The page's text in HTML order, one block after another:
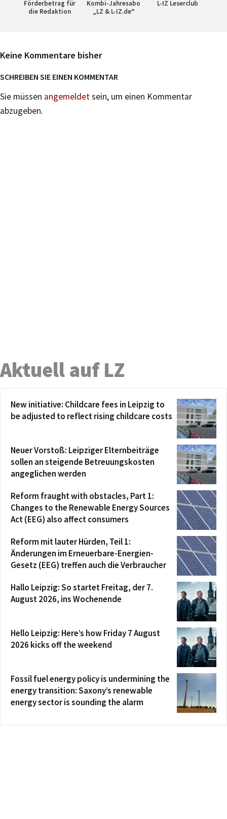
Förderbetrag für
die Redaktion
Kombi-Jahresabo
„LZ & L-IZ.de“
L-IZ Leserclub
Keine Kommentare bisher
SCHREIBEN SIE EINEN KOMMENTAR
Sie müssen angemeldetsein, um einen Kommentar
abzugeben.
Aktuell auf LZ
New initiative: Childcare fees in Leipzig to
be adjusted to reflect rising childcare costs
Neuer Vorstoß: Leipziger Elternbeiträge
sollen an steigende Betreuungskosten
angeglichen werden
Reform fraught with obstacles, Part 1:
Changes to the Renewable Energy Sources
Act (EEG) also affect consumers
Reform mit lauter Hürden, Teil 1:
Änderungen im Erneuerbare-Energien-
Gesetz (EEG) treffen auch die Verbraucher
Hallo Leipzig: So startet Freitag, der 7.
August 2026, ins Wochenende
Hello Leipzig: Here’s how Friday 7 August
2026 kicks off the weekend
Fossil fuel energy policy is undermining the
energy transition: Saxony’s renewable
energy sector is sounding the alarm